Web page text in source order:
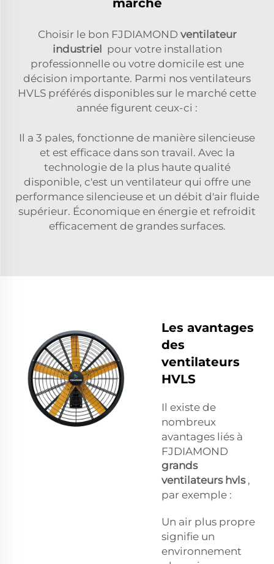
marché
Choisir le bon FJDIAMOND ventilateur
industriel pour votre installation
professionnelle ou votre domicile est une
décision importante. Parmi nos ventilateurs
HVLS préférés disponibles sur le marché cette
année figurent ceux-ci :
Il a 3 pales, fonctionne de manière silencieuse
et est efficace dans son travail. Avec la
technologie de la plus haute qualité
disponible, c'est un ventilateur qui offre une
performance silencieuse et un débit d'air fluide
supérieur. Économique en énergie et refroidit
efficacement de grandes surfaces.
Les avantages
des
ventilateurs
HVLS
Il existe de
nombreux
avantages liés à
FJDIAMOND
grands
ventilateurs hvls ,
par exemple :
Un air plus propre
signifie un
environnement